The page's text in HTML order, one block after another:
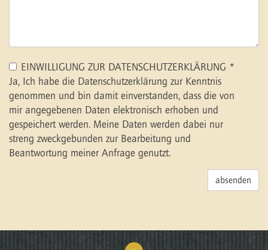
EINWILLIGUNG ZUR DATENSCHUTZERKLÄRUNG *
Ja, Ich habe die Datenschutzerklärung zur Kenntnis
genommen und bin damit einverstanden, dass die von
mir angegebenen Daten elektronisch erhoben und
gespeichert werden. Meine Daten werden dabei nur
streng zweckgebunden zur Bearbeitung und
Beantwortung meiner Anfrage genutzt.